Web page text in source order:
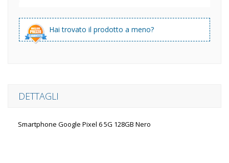
Hai trovato il prodotto a meno?
DETTAGLI
Smartphone Google Pixel 6 5G 128GB Nero